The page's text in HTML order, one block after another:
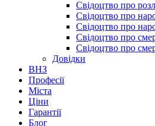
Свідоцтво про
Свідоцтво про
Свідоцтво про
Свідоцтво про
Свідоцтво про
Довідки
ВНЗ
Професії
Міста
Ціни
Гарантії
Блог